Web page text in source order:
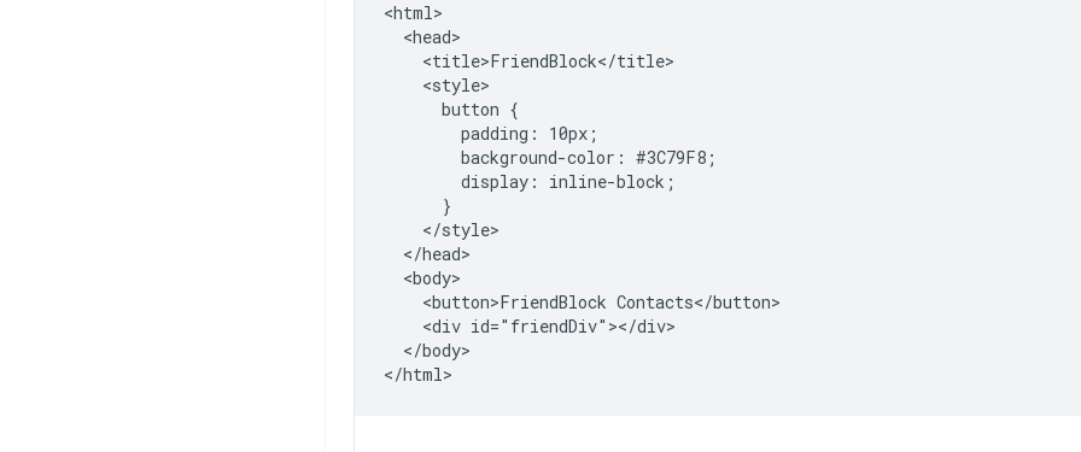
<html>
  <head>
    <title>FriendBlock</title>
    <style>
      button {
        padding: 10px;
        background-color: #3C79F8;
        display: inline-block;
      }
    </style>
  </head>
  <body>
    <button>FriendBlock Contacts</button>
    <div id="friendDiv"></div>
  </body>